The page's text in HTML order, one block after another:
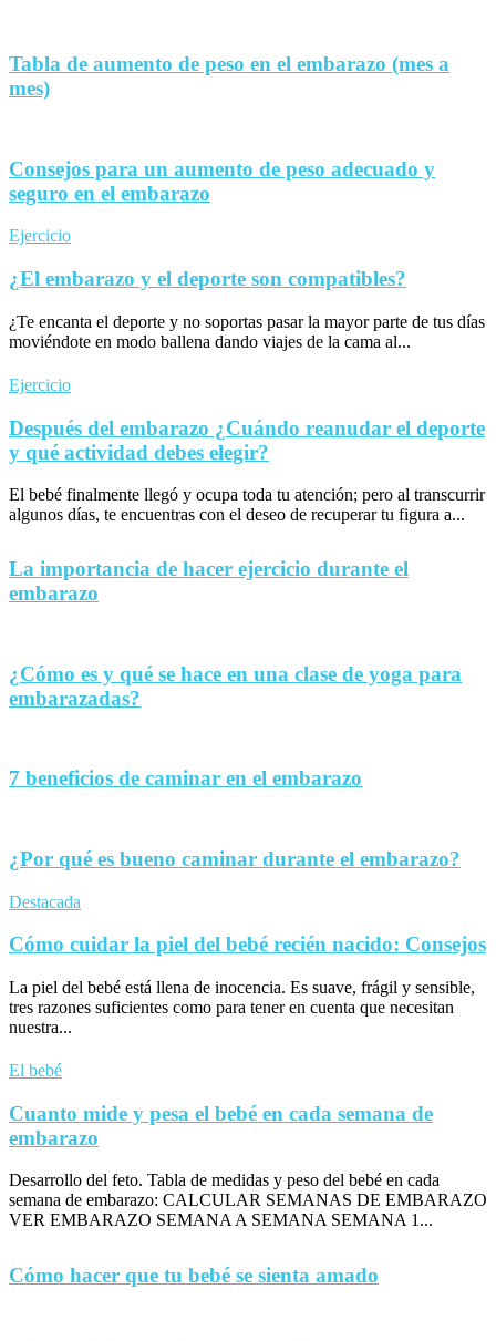
Tabla de aumento de peso en el embarazo (mes a
mes)
Consejos para un aumento de peso adecuado y
seguro en el embarazo
Ejercicio
¿El embarazo y el deporte son compatibles?
¿Te encanta el deporte y no soportas pasar la mayor parte de tus días
moviéndote en modo ballena dando viajes de la cama al...
Ejercicio
Después del embarazo ¿Cuándo reanudar el deporte
y qué actividad debes elegir?
El bebé finalmente llegó y ocupa toda tu atención; pero al transcurrir
algunos días, te encuentras con el deseo de recuperar tu figura a...
La importancia de hacer ejercicio durante el
embarazo
¿Cómo es y qué se hace en una clase de yoga para
embarazadas?
7 beneficios de caminar en el embarazo
¿Por qué es bueno caminar durante el embarazo?
Destacada
Cómo cuidar la piel del bebé recién nacido: Consejos
La piel del bebé está llena de inocencia. Es suave, frágil y sensible,
tres razones suficientes como para tener en cuenta que necesitan
nuestra...
El bebé
Cuanto mide y pesa el bebé en cada semana de
embarazo
Desarrollo del feto. Tabla de medidas y peso del bebé en cada
semana de embarazo: CALCULAR SEMANAS DE EMBARAZO
VER EMBARAZO SEMANA A SEMANA SEMANA 1...
Cómo hacer que tu bebé se sienta amado